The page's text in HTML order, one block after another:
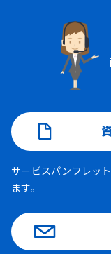
サービスパンフレッ
ます。